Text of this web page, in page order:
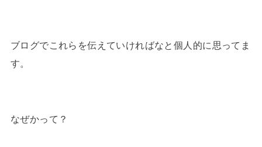
ブログでこれらを伝えていければなと個人的に思ってま
す。
なぜかって？